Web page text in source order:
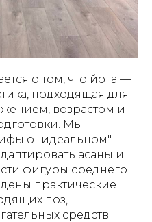
о том, что йога —
подходящая для
возрастом и
Мы
о "идеальном"
асаны и
фигуры среднего
практические
поз,
средств